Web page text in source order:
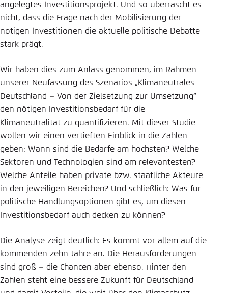
angelegtes Investitionsprojekt. Und so überrascht es
nicht, dass die Frage nach der Mobilisierung der
nötigen Investitionen die aktuelle politische Debatte
stark prägt.
Wir haben dies zum Anlass genommen, im Rahmen
unserer Neufassung des Szenarios „Klimaneutrales
Deutschland – Von der Zielsetzung zur Umsetzung“
den nötigen Investitionsbedarf für die
Klimaneutralität zu quantifizieren. Mit dieser Studie
wollen wir einen vertieften Einblick in die Zahlen
geben: Wann sind die Bedarfe am höchsten? Welche
Sektoren und Technologien sind am relevantesten?
Welche Anteile haben private bzw. staatliche Akteure
in den jeweiligen Bereichen? Und schließlich: Was für
politische Handlungsoptionen gibt es, um diesen
Investitionsbedarf auch decken zu können?
Die Analyse zeigt deutlich: Es kommt vor allem auf die
kommenden zehn Jahre an. Die Herausforderungen
sind groß – die Chancen aber ebenso. Hinter den
Zahlen steht eine bessere Zukunft für Deutschland
Einstellung für diese Webseite im Browser
speichern